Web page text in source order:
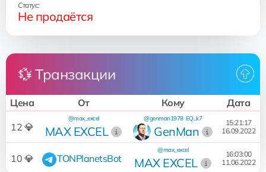
Статус:
Не продаётся
💱 Транзакции
Цена От Кому Дата
12 💎 MAX EXCEL
@max_excel
GenMan
@genman1978 EQ...k7
15:21:17
16.09.2022
10 💎 TONPlanetsBot MAX EXCEL
@max_excel
16:03:00
11.06.2022